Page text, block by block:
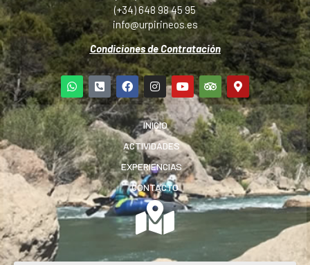
(+34) 648 98 45 95
info@urpirineos.es
Condiciones de Contratación
INICIO
ACTIVIDADES
EXPERIENCIAS
CONTACTO